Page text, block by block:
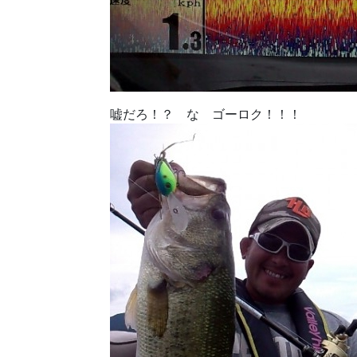
嘘だろ！？ な ゴーロク！！！